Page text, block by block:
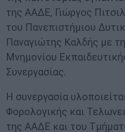
της ΑΑΔΕ, Γιώργος
του Πανεπιστήμιου
Παναγιώτης Καλδής με
Μνημονίου
Συνεργασίας.
Η συνεργασία
Φορολογικής και
της ΑΑΔΕ και του